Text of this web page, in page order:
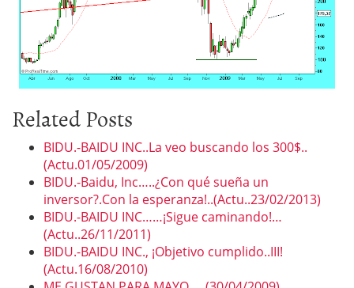
Related Posts
BIDU.-BAIDU INC..La veo buscando los 300$..
(Actu.01/05/2009)
BIDU.-Baidu, Inc…..¿Con qué sueña un
inversor?.Con la esperanza!..(Actu..23/02/2013)
BIDU.-BAIDU INC……¡Sigue caminando!…
(Actu..26/11/2011)
BIDU.-BAIDU INC., ¡Objetivo cumplido..III!
(Actu.16/08/2010)